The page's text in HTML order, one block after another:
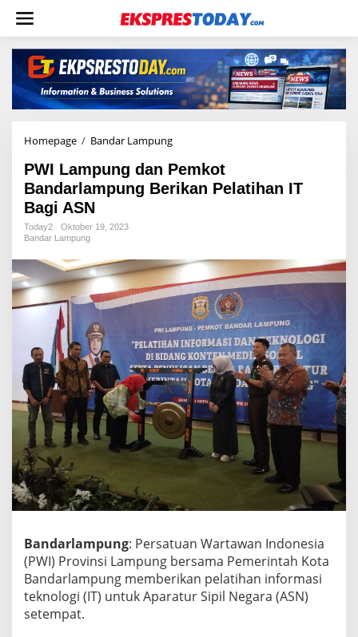
w
Homepage / Bandar Lampung
I
L
a
g
d
a
P
e
m
k
o
t
B
a
n
d
a
p
u
n
g
B
PWI Lampung dan Pemkot
Bandarlampung Berikan Pelatihan IT
Bagi ASN
Today2
Oktober 19, 2023
Bandar Lampung
Bandarlampung: Persatuan Wartawan Indonesia
(PWI) Provinsi Lampung bersama Pemerintah Kota
Bandarlampung memberikan pelatihan informasi
teknologi (IT) untuk Aparatur Sipil Negara (ASN)
setempat.